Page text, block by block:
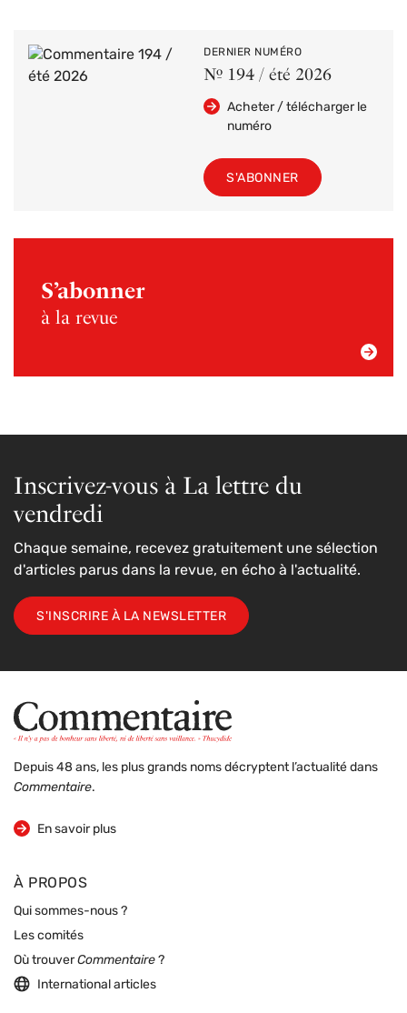
DERNIER NUMÉRO
Nº 194 / été 2026
Acheter / télécharger le
numéro
S'ABONNER
S’abonner
à la revue
Inscrivez-vous à La lettre du
vendredi
Chaque semaine, recevez gratuitement une sélection
d'articles parus dans la revue, en écho à l'actualité.
S'INSCRIRE À LA NEWSLETTER
Depuis 48 ans, les plus grands noms décryptent l’actualité dans
Commentaire.
En savoir plus
sur la revue
À PROPOS
Qui sommes-nous ?
Les comités
Où trouverCommentaire ?
International articles